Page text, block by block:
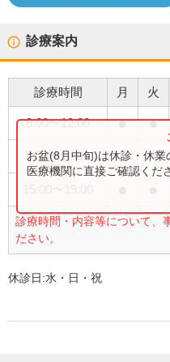
診療案内
診療時間 月 火
8:00〜12:00 ● ●
8:00〜14:00
診療時間・内容等について、
ださい。
お盆(8月中旬)は休診・休
医療機関に直接ご確認くだ
休診日:水・日・祝